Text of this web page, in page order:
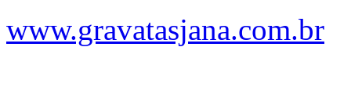
www.gravatasjana.com.br